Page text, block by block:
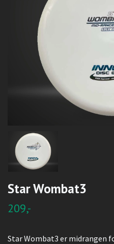
Star Wombat3
209,-
Star Wombat3 er midrangen